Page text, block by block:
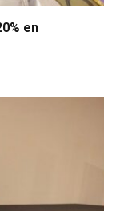
en